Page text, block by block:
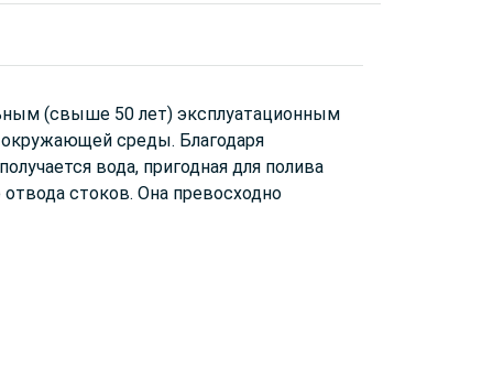
(свыше 50 лет) эксплуатационным
окружающей среды. Благодаря
вода, пригодная для полива
стоков. Она превосходно